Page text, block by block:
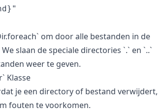
om door alle bestanden in de
slaan de speciale directories `.` en `..`
weer te geven.
Klasse
je een directory of bestand verwijdert,
fouten te voorkomen.